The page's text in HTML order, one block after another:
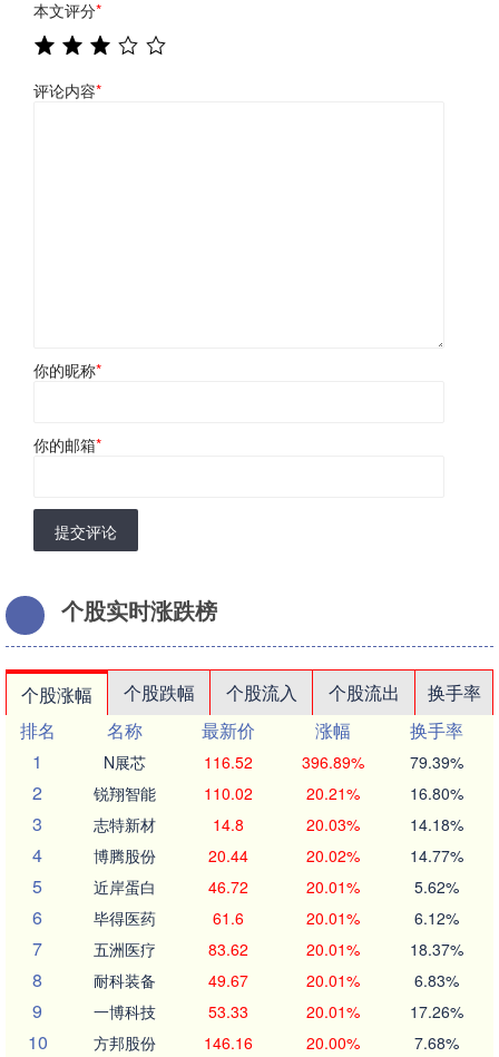
本文评分*
评论内容*
你的昵称*
你的邮箱*
提交评论
个股实时涨跌榜
个股涨幅 个股跌幅 个股流入 个股流出
换手率
排名
名称 最新价 涨幅
换手率
1
N展芯 116.52 396.89% 79.39%
2 锐翔智能 110.02 20.21% 16.80%
3 志特新材 14.8 20.03% 14.18%
4 博腾股份 20.44 20.02% 14.77%
5 近岸蛋白 46.72 20.01% 5.62%
6 毕得医药 61.6 20.01% 6.12%
7 五洲医疗 83.62 20.01% 18.37%
8 耐科装备 49.67 20.01% 6.83%
9 一博科技 53.33 20.01% 17.26%
10 方邦股份 146.16 20.00% 7.68%